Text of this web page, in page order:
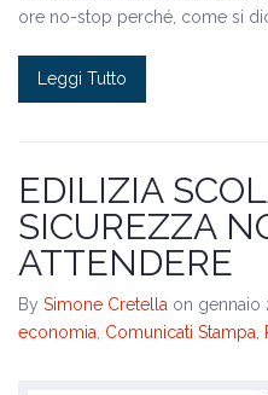
ore no-stop perché, come si
Leggi Tutto
EDILIZIA
SICUREZZA
ATTENDERE
By Simone Cretella on gennaio
economia Comunicati Stampa